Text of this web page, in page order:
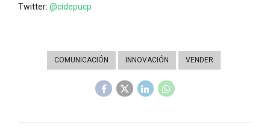
Twitter: @cidepucp
COMUNICACIÓN INNOVACIÓN VENDER